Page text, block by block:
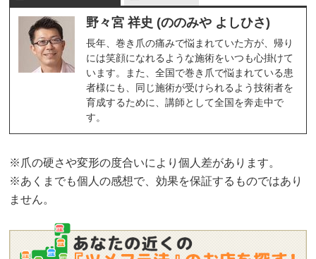
野々宮 祥史 (ののみや よしひさ)
長年、巻き爪の痛みで悩まれていた方が、帰り
には笑顔になれるような施術をいつも心掛けて
います。また、全国で巻き爪で悩まれている患
者様にも、同じ施術が受けられるよう技術者を
育成するために、講師として全国を奔走中で
す。
※爪の硬さや変形の度合いにより個人差があります。
※あくまでも個人の感想で、効果を保証するものではあり
ません。